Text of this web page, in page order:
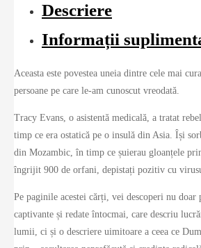
Descriere
Informații
Aceasta este povestea uneia dintre cele mai
persoane pe care le-am cunoscut vreodată.
Tracy Evans, o asistentă medicală, a tratat
timp ce era ostatică pe o insulă din Asia. Își
din Mozambic, în timp ce șuierau gloanțele
îngrijit 900 de orfani, depistați pozitiv cu
Pe paginile acestei cărți, vei descoperi nu doar
captivante și redate întocmai, care descriu
lumii, ci și o descriere uimitoare a ceea ce